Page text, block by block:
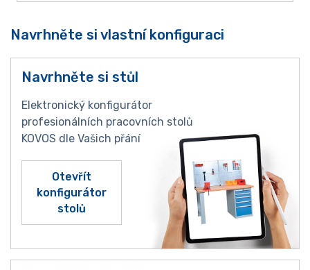
Navrhněte si vlastní konfiguraci
Navrhněte si stůl
Elektronický konfigurátor
profesionálních pracovních stolů
KOVOS dle Vašich přání
Otevřít
konfigurátor
stolů